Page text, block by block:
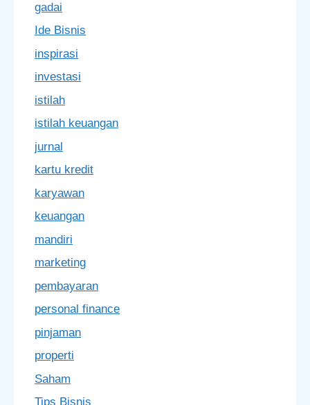
gadai
Ide Bisnis
inspirasi
investasi
istilah
istilah keuangan
jurnal
kartu kredit
karyawan
keuangan
mandiri
marketing
pembayaran
personal finance
pinjaman
properti
Saham
Tips Bisnis